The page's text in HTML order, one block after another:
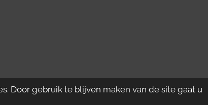
Door gebruik te blijven maken van de site gaat u